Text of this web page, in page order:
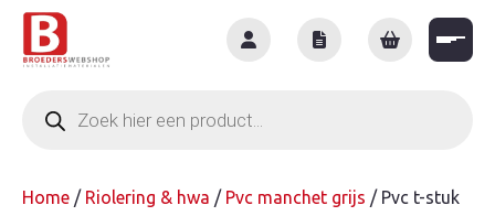
Skip
content
zoeken
Home / Riolering & hwa / Pvc manchet grijs / Pvc t-stuk